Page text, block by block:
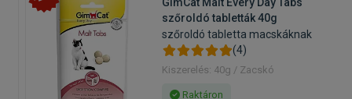
GimCat Malt Every Day Tabs
szőroldó tabletták 40g
szőroldó tabletta macskáknak
(4)
Kiszerelés: 40g / Zacskó
Raktáron